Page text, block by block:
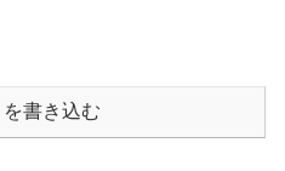
書き込む